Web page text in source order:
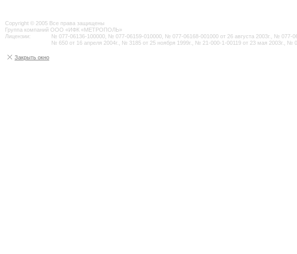
Copyright © 2005 Все права защищены
Группа компаний ООО «ИФК «МЕТРОПОЛЬ»
Лицензии:
№ 077-06136-100000, № 077-06159-010000, № 077-06168-001000 от 26 августа 2003г., № 077-
№ 650 от 16 апреля 2004г., № 3185 от 25 ноября 1999г., № 21-000-1-00119 от 23 мая 2003г., №
Закрыть окно